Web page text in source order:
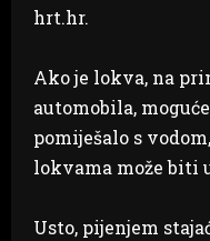
hrt.hr.
Ako je lokva, na
automobila,
pomiješalo s
lokvama može biti
Usto, pijenjem